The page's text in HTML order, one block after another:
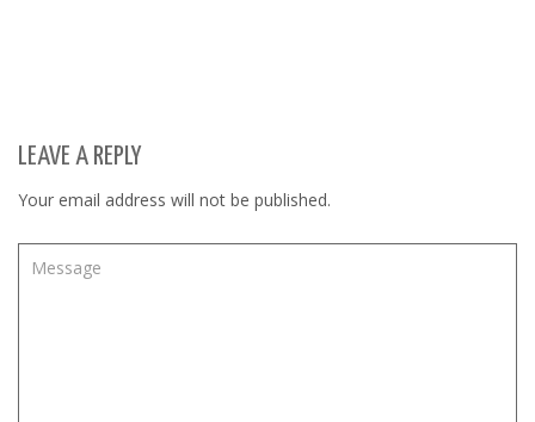
LEAVE A REPLY
Your email address will not be published.